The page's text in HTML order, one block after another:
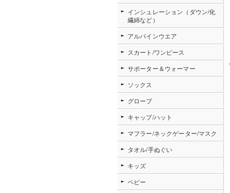
インシュレーション（ダウン/化
繊綿など）
アルパインウエア
スカート/ワンピース
サポーター＆ウォーマー
ソックス
グローブ
キャップ/ハット
マフラー/ネックゲーター/マスク
タオル/手ぬぐい
キッズ
ベビー